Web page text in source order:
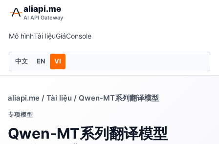
aliapi.me
AI API Gateway
Mô hìnhTài liệuGiáConsole
中文 EN VI
aliapi.me / Tài liệu / Qwen-MT系列翻译模型
专项模型
Qwen-MT系列翻译模型